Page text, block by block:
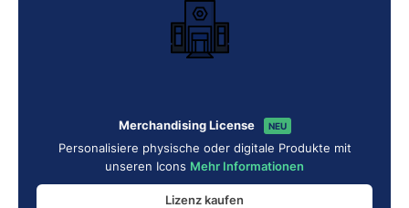
Merchandising License NEU
Personalisiere physische oder digitale Produkte mit
unseren Icons Mehr Informationen
Lizenz kaufen